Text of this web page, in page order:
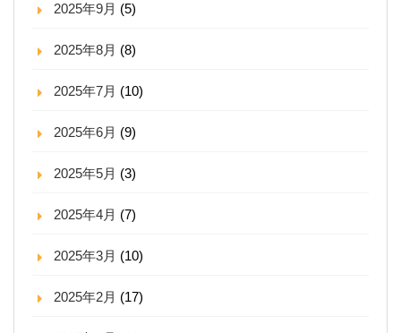
2025年9月 (5)
2025年8月 (8)
2025年7月 (10)
2025年6月 (9)
2025年5月 (3)
2025年4月 (7)
2025年3月 (10)
2025年2月 (17)